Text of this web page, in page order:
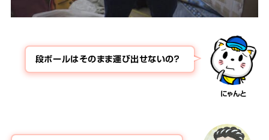
にゃんと
段ボールはそのまま運び出せないの？